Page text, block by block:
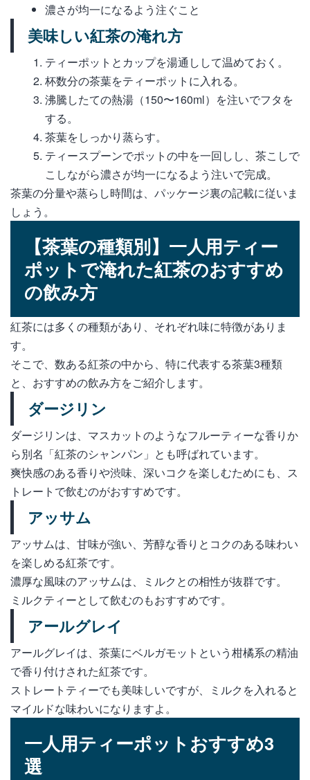
濃さが均一になるよう注ぐこと
美味しい紅茶の淹れ方
ティーポットとカップを湯通しして温めておく。
杯数分の茶葉をティーポットに入れる。
沸騰したての熱湯（150〜160ml）を注いでフタを
する。
茶葉をしっかり蒸らす。
ティースプーンでポットの中を一回しし、茶こしで
こしながら濃さが均一になるよう注いで完成。
茶葉の分量や蒸らし時間は、パッケージ裏の記載に従いま
しょう。
【茶葉の種類別】一人用ティー
ポットで淹れた紅茶のおすすめ
の飲み方
紅茶には多くの種類があり、それぞれ味に特徴がありま
す。
そこで、数ある紅茶の中から、特に代表する茶葉3種類
と、おすすめの飲み方をご紹介します。
ダージリン
ダージリンは、マスカットのようなフルーティーな香りか
ら別名「紅茶のシャンパン」とも呼ばれています。
爽快感のある香りや渋味、深いコクを楽しむためにも、ス
トレートで飲むのがおすすめです。
アッサム
アッサムは、甘味が強い、芳醇な香りとコクのある味わい
を楽しめる紅茶です。
濃厚な風味のアッサムは、ミルクとの相性が抜群です。
ミルクティーとして飲むのもおすすめです。
アールグレイ
アールグレイは、茶葉にベルガモットという柑橘系の精油
で香り付けされた紅茶です。
ストレートティーでも美味しいですが、ミルクを入れると
マイルドな味わいになりますよ。
一人用ティーポットおすすめ3
選